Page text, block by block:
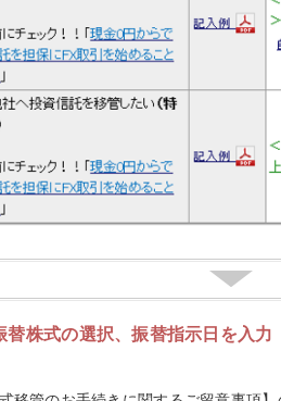
替株式の選択、振替指示日を入力